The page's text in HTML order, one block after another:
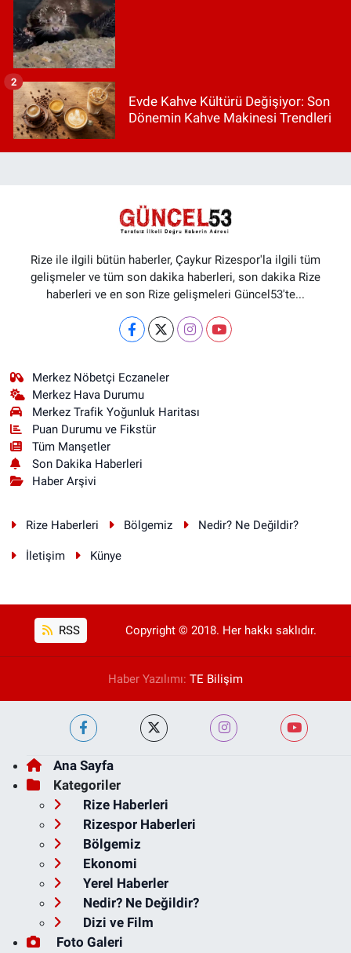
Evde Kahve Kültürü Değişiyor: Son
Dönemin Kahve Makinesi Trendleri
2
Rize ile ilgili bütün haberler, Çaykur Rizespor'la ilgili tüm
gelişmeler ve tüm son dakika haberleri, son dakika Rize
haberleri ve en son Rize gelişmeleri Güncel53'te...
Merkez Nöbetçi Eczaneler
Merkez Hava Durumu
Merkez Trafik Yoğunluk Haritası
Puan Durumu ve Fikstür
Tüm Manşetler
Son Dakika Haberleri
Haber Arşivi
Rize Haberleri Bölgemiz Nedir? Ne Değildir?
İletişim Künye
RSS Copyright © 2018. Her hakkı saklıdır.
Haber Yazılımı: TE Bilişim
Ana Sayfa
Kategoriler
Rize Haberleri
Rizespor Haberleri
Bölgemiz
Ekonomi
Yerel Haberler
Nedir? Ne Değildir?
Dizi ve Film
Foto Galeri